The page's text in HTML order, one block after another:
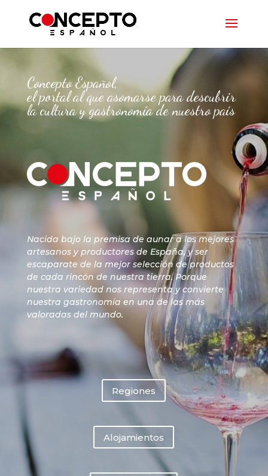
Concepto Español,
el portal al que asomarse para descubrir
la cultura y gastronomía de nuestro país
Nacida bajo la premisa de aunar a los mejores
artesanos y productores de España, y ser
escaparate de la mejor selección de productos
de cada rincón de nuestra tierra. Porque
nuestra variedad nos representa y convierte
nuestra gastronomía en una de las más
valoradas del mundo.
Regiones
Alojamientos